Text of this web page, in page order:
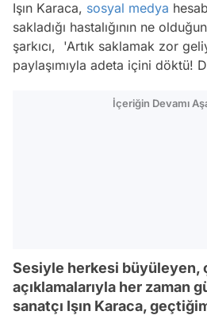
Işın Karaca, sosyal medya
sakladığı hastalığının ne
şarkıcı, 'Artık saklamak zor
paylaşımıyla adeta içini döktü!
İçeriğin Devamı
Sesiyle herkesi büyüleyen,
açıklamalarıyla her zaman
sanatçı Işın Karaca,